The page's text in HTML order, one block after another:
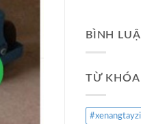
BÌNH
TỪ KHÓA